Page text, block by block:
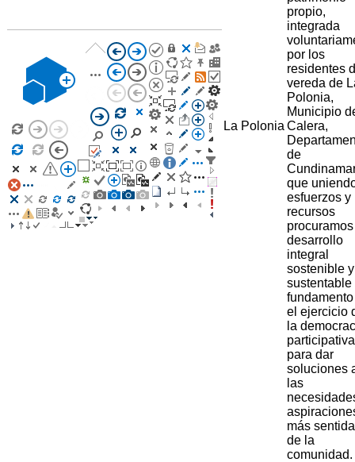
La Polonia
propio,
integrada
por los
residentes
vereda de
Polonia,
Municipio
Calera,
de
que
esfuerzos y
recursos
desarrollo
integral
sostenible y
sustentable
el ejercicio
la
para dar
soluciones
las
más
de la
comunidad.​